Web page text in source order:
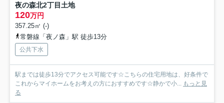
夜の森北2丁目土地
120万円
357.25㎡ (-)
常磐線「夜ノ森」駅 徒歩13分
公共下水
駅までは徒歩13分でアクセス可能です☆こちらの住宅用地は、好条件で
これからマイホームをお考えの方におすすめです☆静かで小... もっと見
る